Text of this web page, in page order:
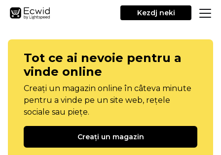
Kezdj neki
Tot ce ai nevoie pentru a
vinde online
Creați un magazin online în câteva minute
pentru a vinde pe un site web, rețele
sociale sau piețe.
Creați un magazin